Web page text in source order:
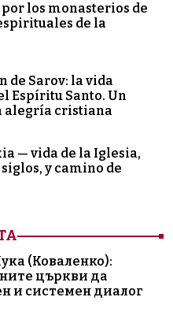
los monasterios de
de la
de Sarov: la vida
Espíritu Santo. Un
alegría cristiana
— vida de la Iglesia,
y camino de
(Коваленко):
църкви да
и системен диалог